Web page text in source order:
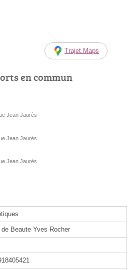
Trajet Maps
en commun
Jean Jaurès
Jean Jaurès
Jean Jaurès
de Beaute Yves Rocher